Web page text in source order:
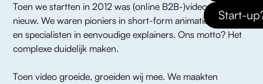
Start-
Toen we startten in 2012 was (online B2B-)video nog vrij
nieuw. We waren pioniers in short-form animatievideo's,
en specialisten in eenvoudige explainers. Ons motto? Het
complexe duidelijk maken.
Toen video groeide, groeiden wij mee. We maakten